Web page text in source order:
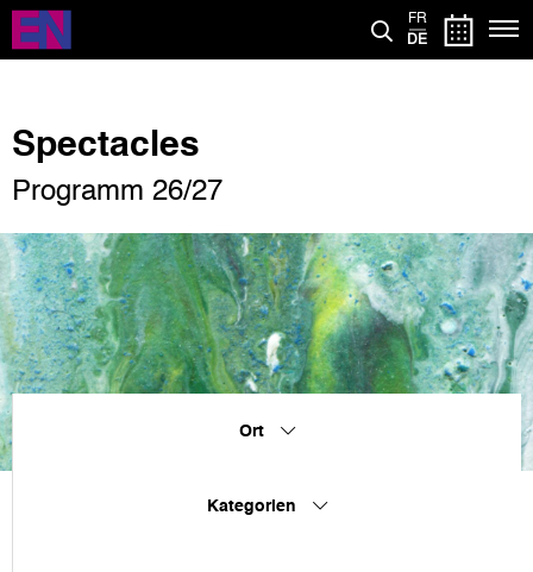
Direkt
zum
Inhalt
FR
DE
Spectacles
Programm 26/27
Ort
Kategorien